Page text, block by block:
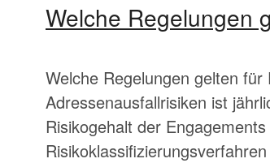
Welche Regelungen
Welche Regelungen gelten
Adressenausfallrisiken ist
Risikogehalt der